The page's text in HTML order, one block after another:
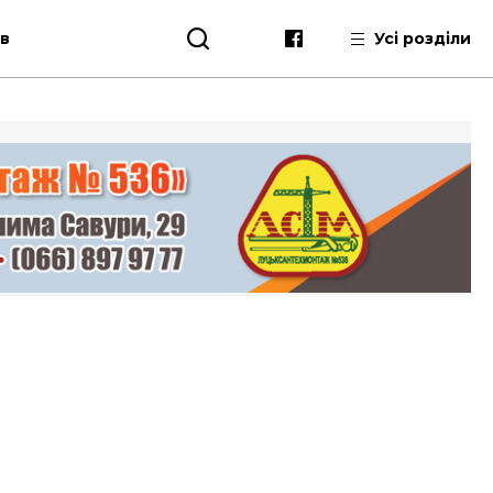
Усі розділи